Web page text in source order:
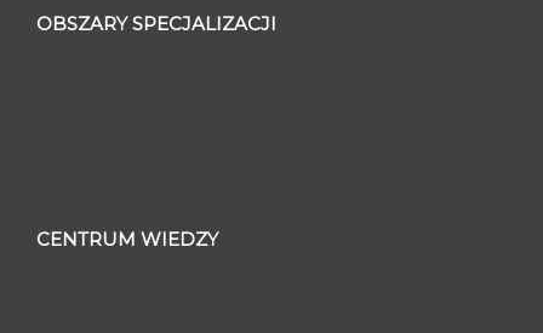
OBSZARY SPECJALIZACJI
CENTRUM WIEDZY